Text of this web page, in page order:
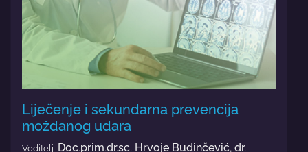
Liječenje i sekundarna prevencija
moždanog udara
Voditelj: Doc.prim.dr.sc. Hrvoje Budinčević, dr.